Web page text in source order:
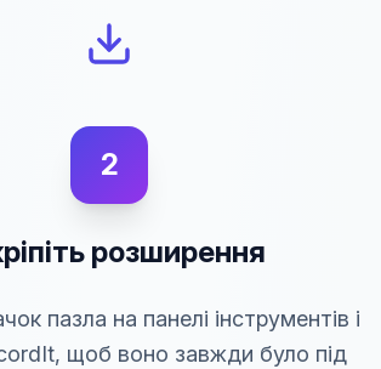
2
розширення
пазла на панелі інструментів і
щоб воно завжди було під